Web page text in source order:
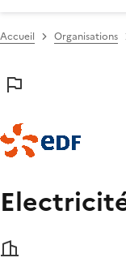
Accueil Organisations